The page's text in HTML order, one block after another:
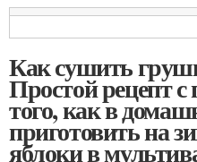
Как сушить
Простой рецепт
того, как в
приготовить на
яблоки в